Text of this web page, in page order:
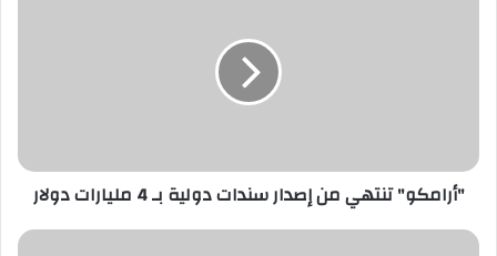
مليارات
دولار
"أرامكو" تنتهي من إصدار سندات دولية بـ 4 مليارات دولار
استئناف